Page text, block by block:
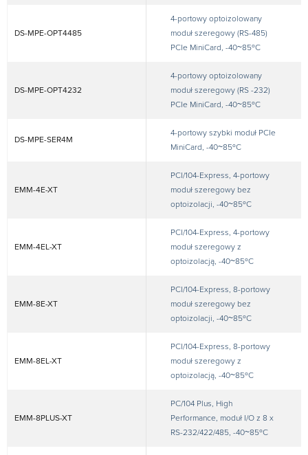
DS-MPE-OPT4485
4-portowy optoizolowany
moduł szeregowy (RS-485)
PCIe MiniCard, -40~85ºC
DS-MPE-OPT4232
4-portowy optoizolowany
moduł szeregowy (RS -232)
PCIe MiniCard, -40~85ºC
DS-MPE-SER4M
4-portowy szybki moduł PCIe
MiniCard, -40~85ºC
EMM-4E-XT
PCI/104-Express, 4-portowy
moduł szeregowy bez
optoizolacji, -40~85ºC
EMM-4EL-XT
PCI/104-Express, 4-portowy
moduł szeregowy z
optoizolacją, -40~85ºC
EMM-8E-XT
PCI/104-Express, 8-portowy
moduł szeregowy bez
optoizolacji, -40~85ºC
EMM-8EL-XT
PCI/104-Express, 8-portowy
moduł szeregowy z
optoizolacją, -40~85ºC
EMM-8PLUS-XT
PC/104 Plus, High
Performance, moduł I/O z 8 x
RS-232/422/485, -40~85ºC